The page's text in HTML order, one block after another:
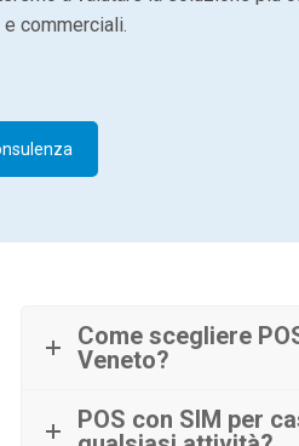
commerciali.
Come scegliere
Veneto?
POS con SIM per